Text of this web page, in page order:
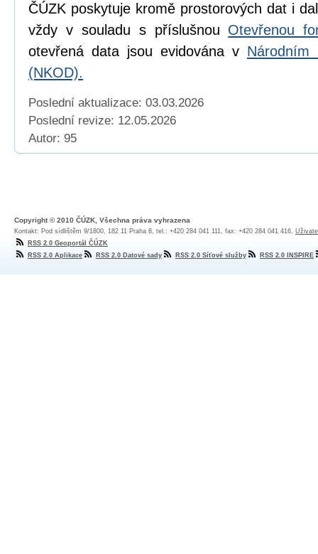
ČÚZK poskytuje kromě prostorových dat i
vždy v souladu s příslušnou Otevřenou
otevřená data jsou evidována v Národním
(NKOD).
Poslední aktualizace: 03.03.2026
Poslední revize: 12.05.2026
Autor: 95
Copyright © 2010 ČÚZK, Všechna práva vyhrazena
Kontakt: Pod sídlištěm 9/1800, 182 11 Praha 8, tel.: +420 284 041 111, fax: +420 284 041 416,
RSS 2.0 Geoportál ČÚZK
RSS 2.0 Aplikace
RSS 2.0 Datové sady RSS 2.0 Síťové služby RSS 2.0 INSPIRE